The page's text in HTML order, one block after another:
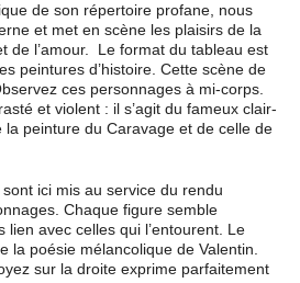
de son répertoire profane, nous
et met en scène les plaisirs de la
de l’amour.
Le format du tableau est
peintures d’histoire. Cette scène de
ces personnages à mi-corps.
et violent : il s’agit du fameux clair-
peinture du Caravage et de celle de
ici mis au service du rendu
Chaque figure semble
lien avec celles qui l’entourent. Le
la poésie mélancolique de Valentin.
sur la droite exprime parfaitement